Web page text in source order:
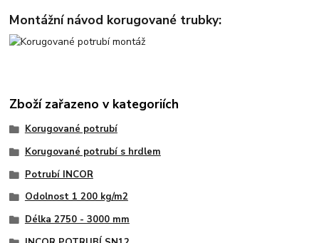
Montážní návod korugované trubky:
Zboží zařazeno v kategoriích
Korugované potrubí
Korugované potrubí s hrdlem
Potrubí INCOR
Odolnost 1 200 kg/m2
Délka 2750 - 3000 mm